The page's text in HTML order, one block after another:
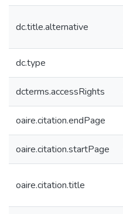
dc.title.alternative
dc.type
dcterms.accessRights
oaire.citation.endPage
oaire.citation.startPage
oaire.citation.title